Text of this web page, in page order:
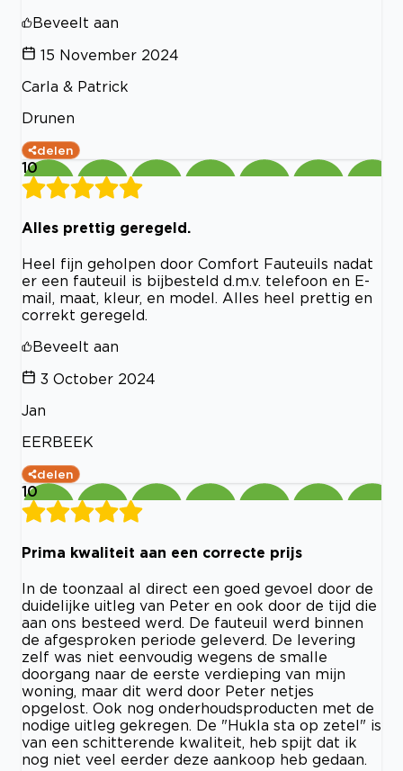
Beveelt aan
15 November 2024
Carla & Patrick
Drunen
delen
10
Alles prettig geregeld.
Heel fijn geholpen door Comfort Fauteuils nadat
er een fauteuil is bijbesteld d.m.v. telefoon en E-
mail, maat, kleur, en model. Alles heel prettig en
correkt geregeld.
Beveelt aan
3 October 2024
Jan
EERBEEK
delen
10
Prima kwaliteit aan een correcte prijs
In de toonzaal al direct een goed gevoel door de
duidelijke uitleg van Peter en ook door de tijd die
aan ons besteed werd. De fauteuil werd binnen
de afgesproken periode geleverd. De levering
zelf was niet eenvoudig wegens de smalle
doorgang naar de eerste verdieping van mijn
woning, maar dit werd door Peter netjes
opgelost. Ook nog onderhoudsproducten met de
nodige uitleg gekregen. De "Hukla sta op zetel" is
van een schitterende kwaliteit, heb spijt dat ik
nog niet veel eerder deze aankoop heb gedaan.